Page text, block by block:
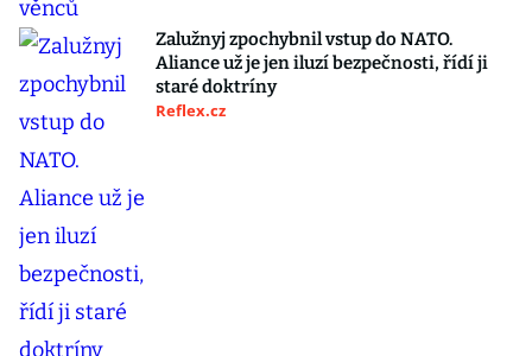
Zalužnyj zpochybnil vstup do NATO.
Aliance už je jen iluzí bezpečnosti, řídí ji
staré doktríny
Reflex.cz